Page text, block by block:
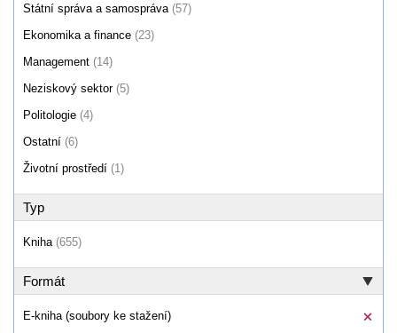
Státní správa a samospráva (57)
Ekonomika a finance (23)
Management (14)
Neziskový sektor (5)
Politologie (4)
Ostatní (6)
Životní prostředí (1)
Typ
Kniha (655)
Formát
E-kniha (soubory ke stažení)